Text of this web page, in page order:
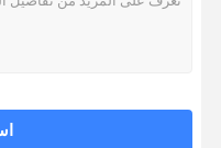
وسادة مقعد من رغوة